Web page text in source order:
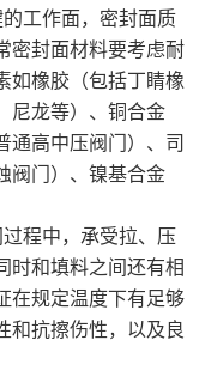
工作面，密封面质
密封面材料要考虑耐
如橡胶（包括丁睛橡
尼龙等）、铜合金
通高中压阀门）、司
阀门）、镍基合金
程中，承受拉、压
时和填料之间还有相
在规定温度下有足够
和抗擦伤性，以及良